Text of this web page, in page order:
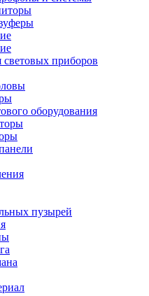
световых приборов
оборудования
пузырей